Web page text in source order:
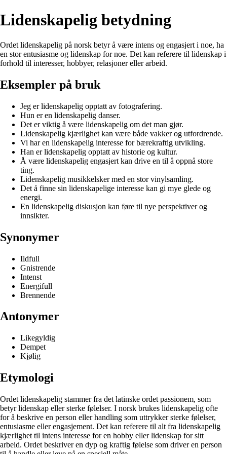
Lidenskapelig betydning
Ordet lidenskapelig på norsk betyr å være intens og engasjert i noe, ha
en stor entusiasme og lidenskap for noe. Det kan referere til lidenskap i
forhold til interesser, hobbyer, relasjoner eller arbeid.
Eksempler på bruk
Jeg er lidenskapelig opptatt av fotografering.
Hun er en lidenskapelig danser.
Det er viktig å være lidenskapelig om det man gjør.
Lidenskapelig kjærlighet kan være både vakker og utfordrende.
Vi har en lidenskapelig interesse for bærekraftig utvikling.
Han er lidenskapelig opptatt av historie og kultur.
Å være lidenskapelig engasjert kan drive en til å oppnå store
ting.
Lidenskapelig musikkelsker med en stor vinylsamling.
Det å finne sin lidenskapelige interesse kan gi mye glede og
energi.
En lidenskapelig diskusjon kan føre til nye perspektiver og
innsikter.
Synonymer
Ildfull
Gnistrende
Intenst
Energifull
Brennende
Antonymer
Likegyldig
Dempet
Kjølig
Etymologi
Ordet lidenskapelig stammer fra det latinske ordet passionem, som
betyr lidenskap eller sterke følelser. I norsk brukes lidenskapelig ofte
for å beskrive en person eller handling som uttrykker sterke følelser,
entusiasme eller engasjement. Det kan referere til alt fra lidenskapelig
kjærlighet til intens interesse for en hobby eller lidenskap for sitt
arbeid. Ordet beskriver en dyp og kraftig følelse som driver en person